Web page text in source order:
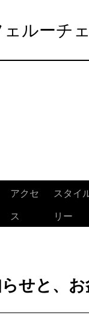
ルーチ
アクセ
ス
スタイ
リー
せと、